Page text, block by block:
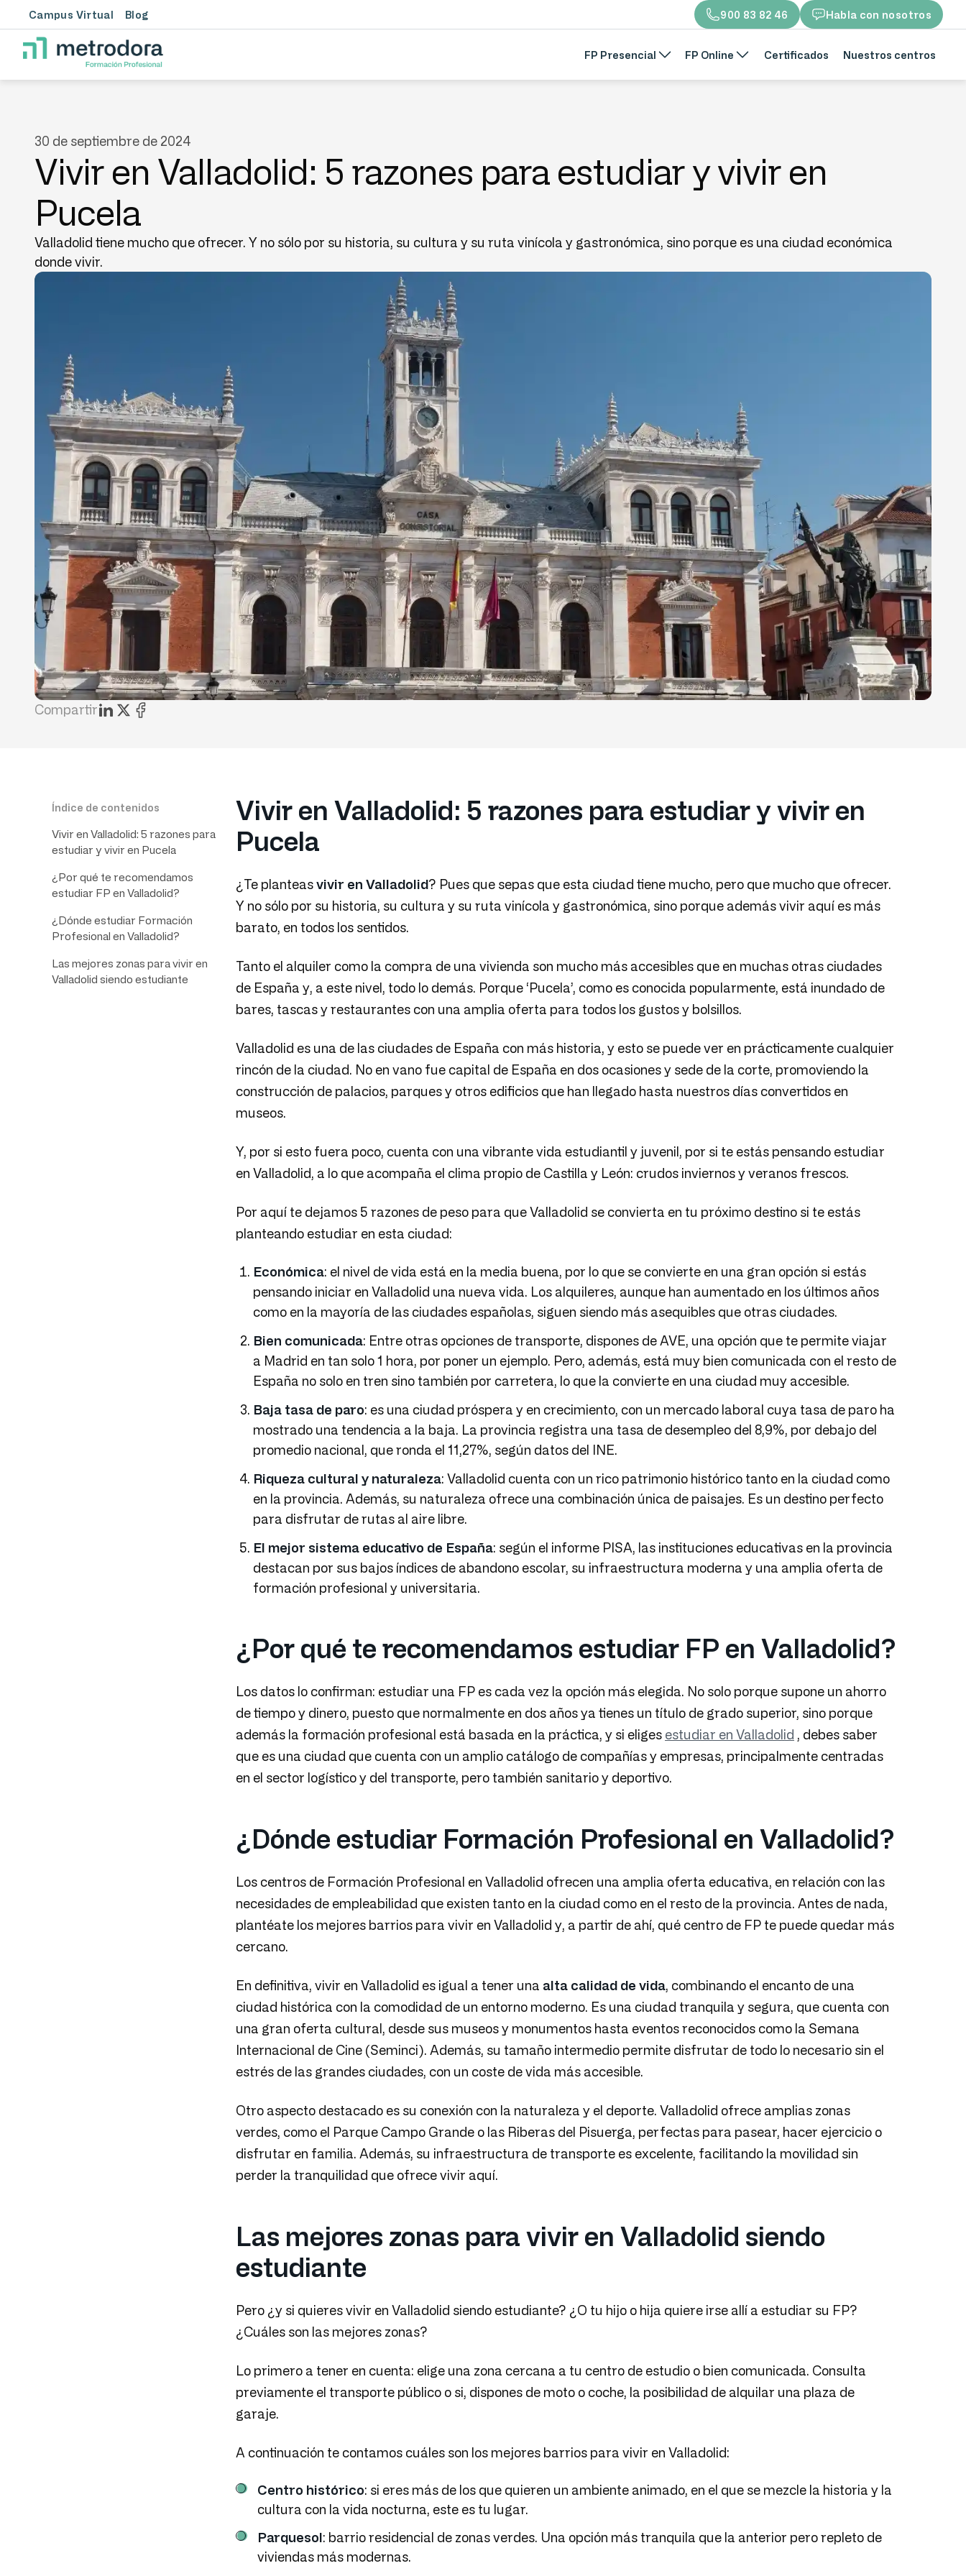
Campus Virtual Blog 900 83 82 46 Habla con nosotros
FP Presencial FP Online Certificados Nuestros centros
30 de septiembre de 2024
Vivir en Valladolid: 5 razones para estudiar y vivir en
Pucela
Valladolid tiene mucho que ofrecer. Y no sólo por su historia, su cultura y su ruta vinícola y gastronómica, sino porque es una ciudad económica
donde vivir.
Compartir
Índice de contenidos
Vivir en Valladolid: 5 razones para
estudiar y vivir en Pucela
¿Por qué te recomendamos
estudiar FP en Valladolid?
¿Dónde estudiar Formación
Profesional en Valladolid?
Las mejores zonas para vivir en
Valladolid siendo estudiante
Vivir en Valladolid: 5 razones para estudiar y vivir en
Pucela
¿Te planteas vivir en Valladolid? Pues que sepas que esta ciudad tiene mucho, pero que mucho que ofrecer.
Y no sólo por su historia, su cultura y su ruta vinícola y gastronómica, sino porque además vivir aquí es más
barato, en todos los sentidos.
Tanto el alquiler como la compra de una vivienda son mucho más accesibles que en muchas otras ciudades
de España y, a este nivel, todo lo demás. Porque ‘Pucela’, como es conocida popularmente, está inundado de
bares, tascas y restaurantes con una amplia oferta para todos los gustos y bolsillos.
Valladolid es una de las ciudades de España con más historia, y esto se puede ver en prácticamente cualquier
rincón de la ciudad. No en vano fue capital de España en dos ocasiones y sede de la corte, promoviendo la
construcción de palacios, parques y otros edificios que han llegado hasta nuestros días convertidos en
museos.
Y, por si esto fuera poco, cuenta con una vibrante vida estudiantil y juvenil, por si te estás pensando estudiar
en Valladolid, a lo que acompaña el clima propio de Castilla y León: crudos inviernos y veranos frescos.
Por aquí te dejamos 5 razones de peso para que Valladolid se convierta en tu próximo destino si te estás
planteando estudiar en esta ciudad:
Económica: el nivel de vida está en la media buena, por lo que se convierte en una gran opción si estás
pensando iniciar en Valladolid una nueva vida. Los alquileres, aunque han aumentado en los últimos años
como en la mayoría de las ciudades españolas, siguen siendo más asequibles que otras ciudades.
Bien comunicada: Entre otras opciones de transporte, dispones de AVE, una opción que te permite viajar
a Madrid en tan solo 1 hora, por poner un ejemplo. Pero, además, está muy bien comunicada con el resto de
España no solo en tren sino también por carretera, lo que la convierte en una ciudad muy accesible.
Baja tasa de paro: es una ciudad próspera y en crecimiento, con un mercado laboral cuya tasa de paro ha
mostrado una tendencia a la baja. La provincia registra una tasa de desempleo del 8,9%, por debajo del
promedio nacional, que ronda el 11,27%, según datos del INE.
Riqueza cultural y naturaleza: Valladolid cuenta con un rico patrimonio histórico tanto en la ciudad como
en la provincia. Además, su naturaleza ofrece una combinación única de paisajes. Es un destino perfecto
para disfrutar de rutas al aire libre.
El mejor sistema educativo de España: según el informe PISA, las instituciones educativas en la provincia
destacan por sus bajos índices de abandono escolar, su infraestructura moderna y una amplia oferta de
formación profesional y universitaria.
¿Por qué te recomendamos estudiar FP en Valladolid?
Los datos lo confirman: estudiar una FP es cada vez la opción más elegida. No solo porque supone un ahorro
de tiempo y dinero, puesto que normalmente en dos años ya tienes un título de grado superior, sino porque
además la formación profesional está basada en la práctica, y si eliges estudiar en Valladolid , debes saber
que es una ciudad que cuenta con un amplio catálogo de compañías y empresas, principalmente centradas
en el sector logístico y del transporte, pero también sanitario y deportivo.
¿Dónde estudiar Formación Profesional en Valladolid?
Los centros de Formación Profesional en Valladolid ofrecen una amplia oferta educativa, en relación con las
necesidades de empleabilidad que existen tanto en la ciudad como en el resto de la provincia. Antes de nada,
plantéate los mejores barrios para vivir en Valladolid y, a partir de ahí, qué centro de FP te puede quedar más
cercano.
En definitiva, vivir en Valladolid es igual a tener una alta calidad de vida, combinando el encanto de una
ciudad histórica con la comodidad de un entorno moderno. Es una ciudad tranquila y segura, que cuenta con
una gran oferta cultural, desde sus museos y monumentos hasta eventos reconocidos como la Semana
Internacional de Cine (Seminci). Además, su tamaño intermedio permite disfrutar de todo lo necesario sin el
estrés de las grandes ciudades, con un coste de vida más accesible.
Otro aspecto destacado es su conexión con la naturaleza y el deporte. Valladolid ofrece amplias zonas
verdes, como el Parque Campo Grande o las Riberas del Pisuerga, perfectas para pasear, hacer ejercicio o
disfrutar en familia. Además, su infraestructura de transporte es excelente, facilitando la movilidad sin
perder la tranquilidad que ofrece vivir aquí.
Las mejores zonas para vivir en Valladolid siendo
estudiante
Pero ¿y si quieres vivir en Valladolid siendo estudiante? ¿O tu hijo o hija quiere irse allí a estudiar su FP?
¿Cuáles son las mejores zonas?
Lo primero a tener en cuenta: elige una zona cercana a tu centro de estudio o bien comunicada. Consulta
previamente el transporte público o si, dispones de moto o coche, la posibilidad de alquilar una plaza de
garaje.
A continuación te contamos cuáles son los mejores barrios para vivir en Valladolid:
Centro histórico: si eres más de los que quieren un ambiente animado, en el que se mezcle la historia y la
cultura con la vida nocturna, este es tu lugar.
Parquesol: barrio residencial de zonas verdes. Una opción más tranquila que la anterior pero repleto de
viviendas más modernas.